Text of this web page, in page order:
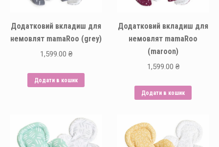
Додатковий вкладиш для
немовлят mamaRoo (grey)
1,599.00 ₴
Додати в кошик
Додатковий вкладиш для
немовлят mamaRoo
(maroon)
1,599.00 ₴
Додати в кошик